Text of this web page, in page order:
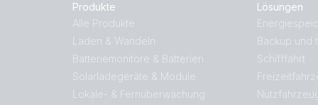
Produkte
Alle Produkte
Laden & Wandeln
Batteriemonitore & Batterien
Solarladegeräte & Module
Lokale- & Fernüberwachung
Lösungen
Backup und
Schifffahrt